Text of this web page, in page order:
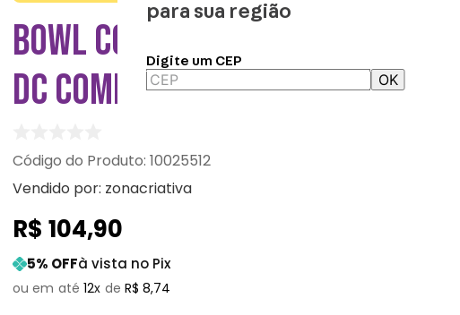
para sua região
Digite um CEP
OK
BOWL COM HASHI BATAMAN –
DC COMICS
:10025512
Vendido por: zonacriativa
R$ 104,90
5% OFFà vista no Pix
12 R$ 8,74